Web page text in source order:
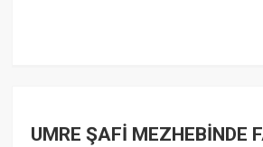
UMRE ŞAFİ MEZHEBİNDE